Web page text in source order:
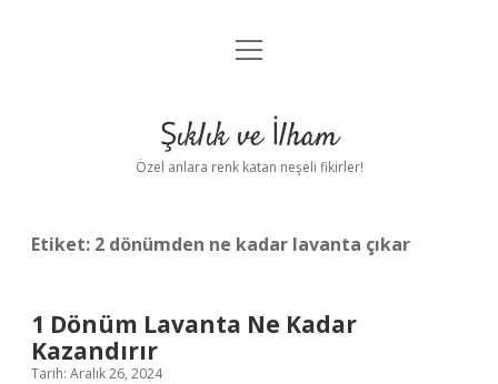
Anasayfa
Yasal Uyarı
menüyü
Şıklık ve İlham
Özel anlara renk katan neşeli fikirler!
Etiket: 2 dönümden ne kadar lavanta çıkar
1 Dönüm Lavanta Ne Kadar
Kazandırır
Tarih: Aralık 26, 2024